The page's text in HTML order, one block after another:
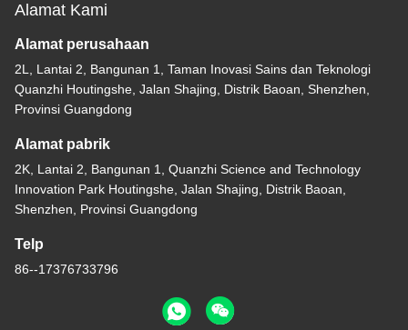
Alamat Kami
Alamat perusahaan
2L, Lantai 2, Bangunan 1, Taman Inovasi Sains dan Teknologi
Quanzhi Houtingshe, Jalan Shajing, Distrik Baoan, Shenzhen,
Provinsi Guangdong
Alamat pabrik
2K, Lantai 2, Bangunan 1, Quanzhi Science and Technology
Innovation Park Houtingshe, Jalan Shajing, Distrik Baoan,
Shenzhen, Provinsi Guangdong
Telp
86--17376733796